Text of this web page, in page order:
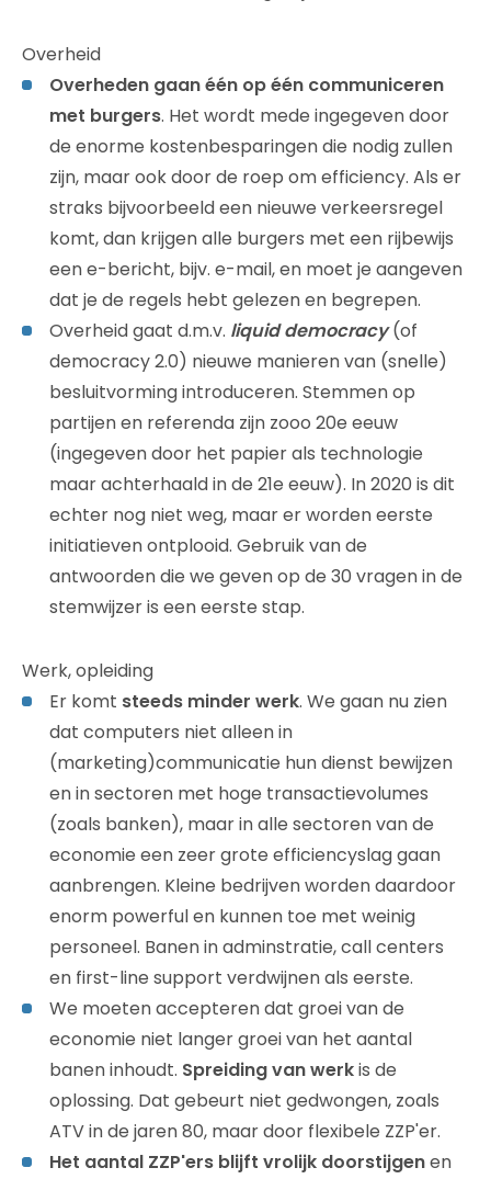
Overheid
Overheden gaan één op één communiceren
met burgers. Het wordt mede ingegeven door
de enorme kostenbesparingen die nodig zullen
zijn, maar ook door de roep om efficiency. Als er
straks bijvoorbeeld een nieuwe verkeersregel
komt, dan krijgen alle burgers met een rijbewijs
een e-bericht, bijv. e-mail, en moet je aangeven
dat je de regels hebt gelezen en begrepen.
Overheid gaat d.m.v. liquid democracy(of
democracy 2.0) nieuwe manieren van (snelle)
besluitvorming introduceren. Stemmen op
partijen en referenda zijn zooo 20e eeuw
(ingegeven door het papier als technologie
maar achterhaald in de 21e eeuw). In 2020 is dit
echter nog niet weg, maar er worden eerste
initiatieven ontplooid. Gebruik van de
antwoorden die we geven op de 30 vragen in de
stemwijzer is een eerste stap.
Werk, opleiding
Er komt steeds minder werk. We gaan nu zien
dat computers niet alleen in
(marketing)communicatie hun dienst bewijzen
en in sectoren met hoge transactievolumes
(zoals banken), maar in alle sectoren van de
economie een zeer grote efficiencyslag gaan
aanbrengen. Kleine bedrijven worden daardoor
enorm powerful en kunnen toe met weinig
personeel. Banen in adminstratie, call centers
en first-line support verdwijnen als eerste.
We moeten accepteren dat groei van de
economie niet langer groei van het aantal
banen inhoudt. Spreiding van werkis de
oplossing. Dat gebeurt niet gedwongen, zoals
ATV in de jaren 80, maar door flexibele ZZP'er.
Het aantal ZZP'ers blijft vrolijk doorstijgenen